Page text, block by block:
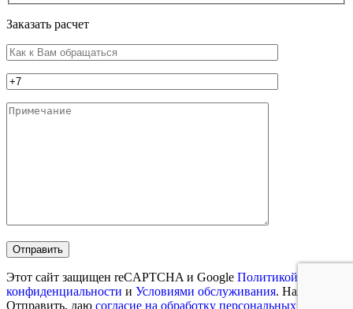
Заказать расчет
Этот сайт защищен reCAPTCHA и Google Политикой
конфиденциальности и Условиями обслуживания. Нажимая
Отправить, даю согласие на обработку персональных данных